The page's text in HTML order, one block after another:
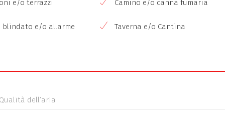
e/o terrazzi Camino e/o canna fumaria
e/o allarme Taverna e/o Cantina
dell’aria